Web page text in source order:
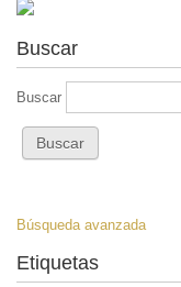
Buscar
Buscar
Búsqueda avanzada
Etiquetas